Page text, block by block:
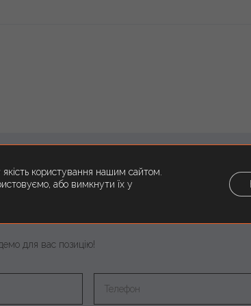
для себе?
для вас позицію!
користування нашим сайтом.
або вимкнути їх у